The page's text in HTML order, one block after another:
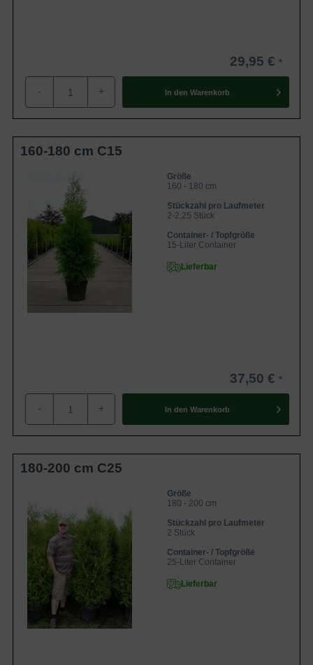
29,95 €
- + In den Warenkorb
160-180 cm C15
Größe
160 - 180 cm
Stückzahl pro Laufmeter
2-2,25 Stück
Container- / Topfgröße
15-Liter Container
Lieferbar
37,50 €
- + In den Warenkorb
180-200 cm C25
Größe
180 - 200 cm
Stückzahl pro Laufmeter
2 Stück
Container- / Topfgröße
25-Liter Container
Lieferbar